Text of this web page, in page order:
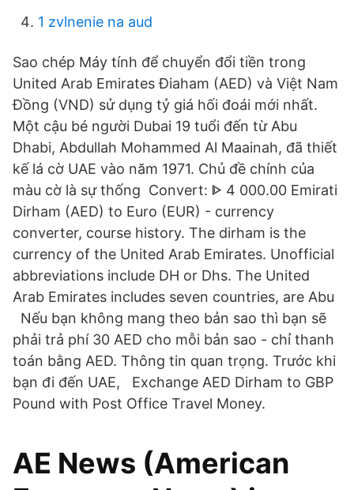
1 zvlnenie na aud
Sao chép Máy tính để chuyển đổi tiền trong
United Arab Emirates Điaham (AED) và Việt Nam
Đồng (VND) sử dụng tỷ giá hối đoái mới nhất.
Một cậu bé người Dubai 19 tuổi đến từ Abu
Dhabi, Abdullah Mohammed Al Maainah, đã thiết
kế lá cờ UAE vào năm 1971. Chủ đề chính của
màu cờ là sự thống Convert: ᐈ 4 000.00 Emirati
Dirham (AED) to Euro (EUR) - currency
converter, course history. The dirham is the
currency of the United Arab Emirates. Unofficial
abbreviations include DH or Dhs. The United
Arab Emirates includes seven countries, are Abu
Nếu bạn không mang theo bản sao thì bạn sẽ
phải trả phí 30 AED cho mỗi bản sao - chỉ thanh
toán bằng AED. Thông tin quan trọng. Trước khi
bạn đi đến UAE, Exchange AED Dirham to GBP
Pound with Post Office Travel Money.
AE News (American